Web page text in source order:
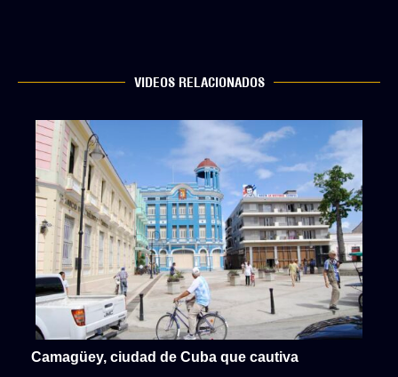
VIDEOS RELACIONADOS
Camagüey, ciudad de Cuba que cautiva